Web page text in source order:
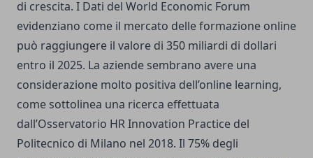
di crescita. I Dati del World Economic Forum
evidenziano come il mercato delle formazione online
può raggiungere il valore di 350 miliardi di dollari
entro il 2025. La aziende sembrano avere una
considerazione molto positiva dell’online learning,
come sottolinea una ricerca effettuata
dall’Osservatorio HR Innovation Practice del
Politecnico di Milano nel 2018. Il 75% degli